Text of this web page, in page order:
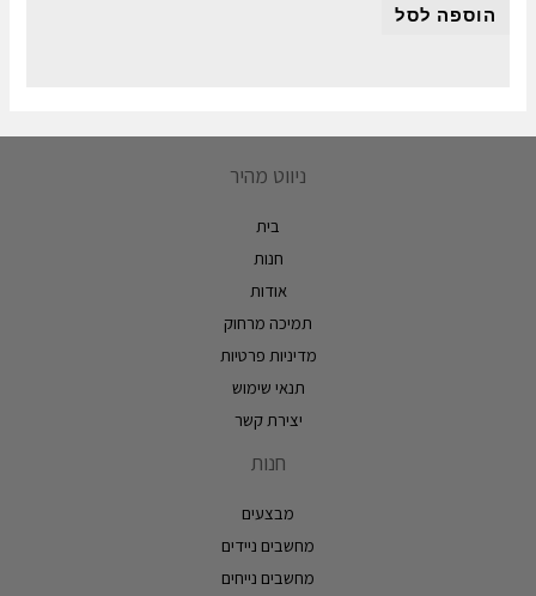
הוספה לסל
ניווט מהיר
בית
חנות
אודות
תמיכה מרחוק
מדיניות פרטיות
תנאי שימוש
יצירת קשר
חנות
מבצעים
מחשבים ניידים
מחשבים נייחים